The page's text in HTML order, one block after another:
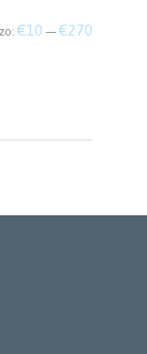
€10 — €270